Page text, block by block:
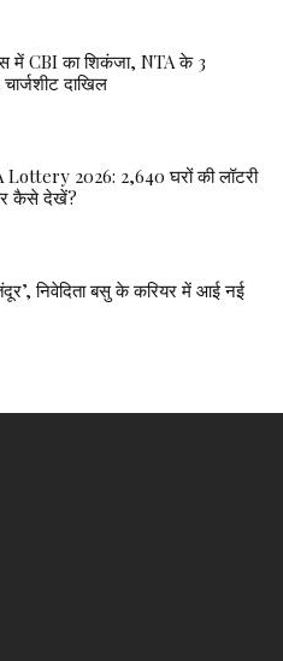
में CBI का शिकंजा, NTA के 3
दाखिल
2026: 2,640 घरों की लॉटरी
कैसे देखें?
निवेदिता बसु के करियर में आई नई